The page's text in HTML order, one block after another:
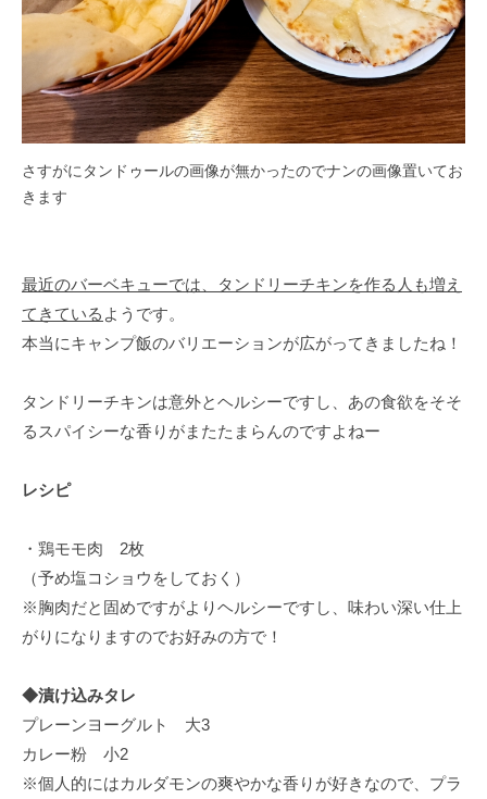
さすがにタンドゥールの画像が無かったのでナンの画像置いてお
きます
最近のバーベキューでは、タンドリーチキンを作る人も増え
てきている ようです。
本当にキャンプ飯のバリエーションが広がってきましたね！
タンドリーチキンは意外とヘルシーですし、あの食欲をそそ
るスパイシーな香りがまたたまらんのですよねー
レシピ
・鶏モモ肉 2枚
（予め塩コショウをしておく）
※胸肉だと固めですがよりヘルシーですし、味わい深い仕上
がりになりますのでお好みの方で！
◆漬け込みタレ
プレーンヨーグルト 大3
カレー粉 小2
※個人的にはカルダモンの爽やかな香りが好きなので、プラ